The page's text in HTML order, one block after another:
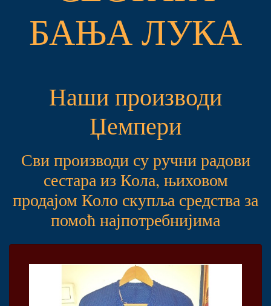
БАЊА ЛУКА
Наши производи
Џемпери
Сви производи су ручни радови
сестара из Кола, њиховом
продајом Коло скупља средства за
помоћ најпотребнијима